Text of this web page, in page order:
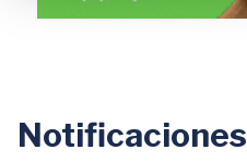
Notificaciones